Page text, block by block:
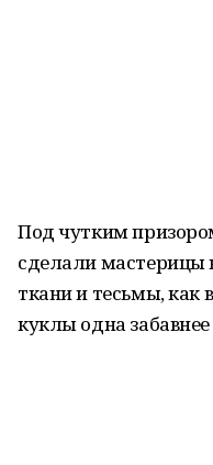
Под чутким
сделали мастерицы
ткани и тесьмы, как
куклы одна